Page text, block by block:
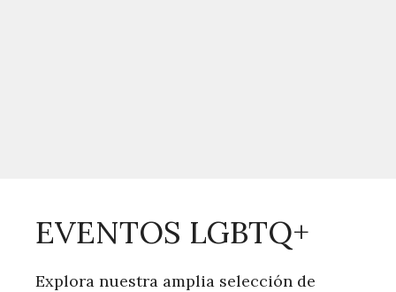
EVENTOS LGBTQ+
Explora nuestra amplia selección de